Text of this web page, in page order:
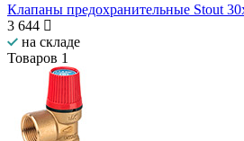
Клапаны предохранительные Stout
3 644
на складе
Товаров 1